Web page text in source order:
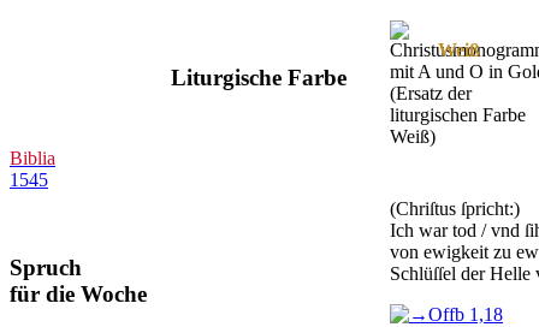
Liturgische Farbe
Weiß
Biblia
1545
Spruch
für die Woche
(Chriſtus ſpricht:)
Ich war tod / vnd
von ewigkeit zu
Schlüſ­ſel der
Offb 1,18